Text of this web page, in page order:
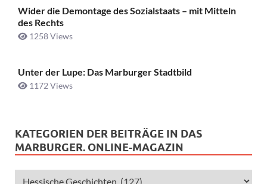
Wider die Demontage des Sozialstaats – mit Mitteln
des Rechts
1258 Views
Unter der Lupe: Das Marburger Stadtbild
1172 Views
KATEGORIEN DER BEITRÄGE IN DAS
MARBURGER. ONLINE-MAGAZIN